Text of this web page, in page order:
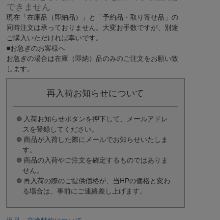
できません
現在 「在庫品（即納品）」 と 「予約品・取り寄せ品」 の
同時注文は承っておりません。大変お手数ですが、別途
ご購入いただければ幸いです。
■お急ぎのお客様へ
お急ぎの場合は在庫（即納）品のみのご注文をお願い致
します。
再入荷お知らせについて
入荷お知らせボタンを押下して、メールアドレ
スを登録してください。
商品が入荷した際にメールでお知らせいたしま
す。
商品の入荷やご注文を確定するものではありま
せん。
再入荷の際のご提供価格が、当HPの価格と変わ
る場合は、事前にご連絡差し上げます。